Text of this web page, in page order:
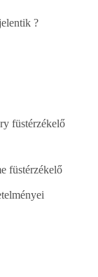
?
füstérzékelő
füstérzékelő